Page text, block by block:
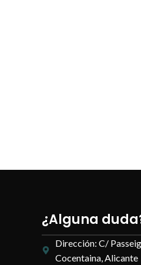
¿Alguna
Dirección: C/
Cocentaina, Alicante